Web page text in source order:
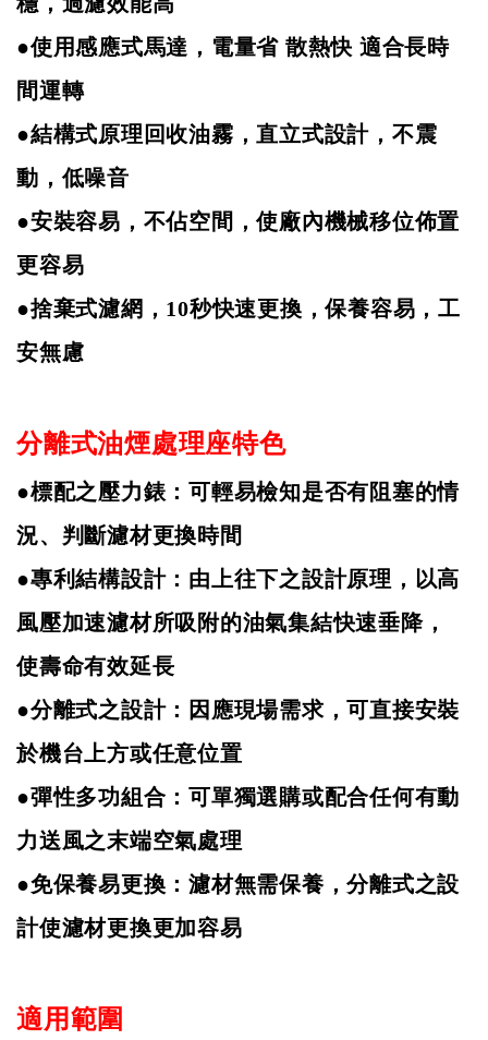
●使用感應式馬達，電量省 散熱快 適合長時
間運轉
●結構式原理回收油霧，直立式設計，不震
動，低噪音
●安裝容易，不佔空間，使廠內機械移位佈置
更容易
●捨棄式濾網， 10秒快速更換，保養容易，工
安無慮
分離式油煙處理座特色
●標配之壓力錶：可輕易檢知是否有阻塞的情
況、 判斷濾材更換時間
●專利結構設計：由上往下之設計原理，以高
風壓加速濾材所吸附的油氣集結快速垂降，
使壽命有效延長
●分離式之設計：因應現場需求，可直接安裝
於機台上方或任意位置
●彈性多功組合：可單獨選購或配合任何有動
力送風之末端空氣處理
●免保養易更換：濾材無需保養，分離式之設
計使濾材更換更加容易
適用範圍